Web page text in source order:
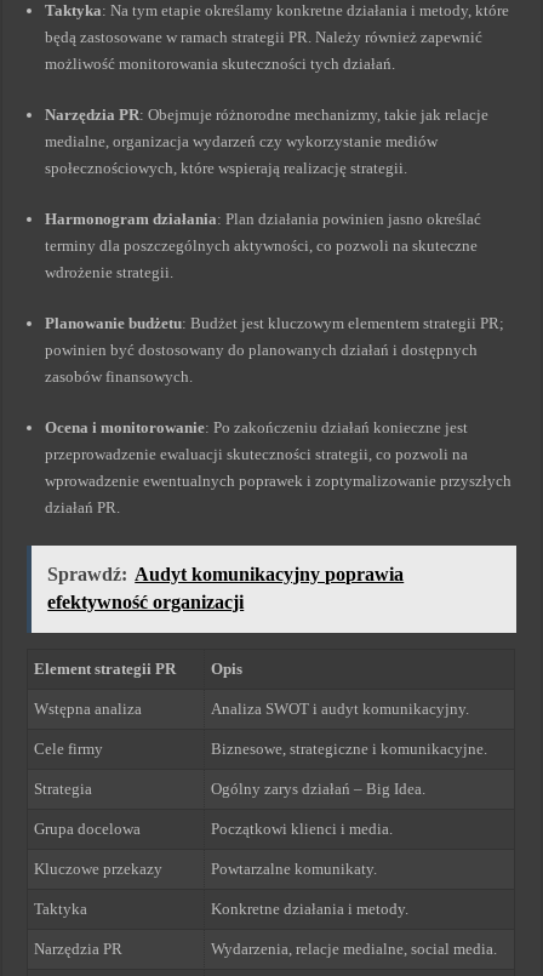
Taktyka: Na tym etapie określamy konkretne działania i metody, które
będą zastosowane w ramach strategii PR. Należy również zapewnić
możliwość monitorowania skuteczności tych działań.
Narzędzia PR: Obejmuje różnorodne mechanizmy, takie jak relacje
medialne, organizacja wydarzeń czy wykorzystanie mediów
społecznościowych, które wspierają realizację strategii.
Harmonogram działania: Plan działania powinien jasno określać
terminy dla poszczególnych aktywności, co pozwoli na skuteczne
wdrożenie strategii.
Planowanie budżetu: Budżet jest kluczowym elementem strategii PR;
powinien być dostosowany do planowanych działań i dostępnych
zasobów finansowych.
Ocena i monitorowanie: Po zakończeniu działań konieczne jest
przeprowadzenie ewaluacji skuteczności strategii, co pozwoli na
wprowadzenie ewentualnych poprawek i zoptymalizowanie przyszłych
działań PR.
Sprawdź: Audyt komunikacyjny poprawia
efektywność organizacji
Element strategii PR Opis
Wstępna analiza Analiza SWOT i audyt komunikacyjny.
Cele firmy Biznesowe, strategiczne i komunikacyjne.
Strategia Ogólny zarys działań – Big Idea.
Grupa docelowa Początkowi klienci i media.
Kluczowe przekazy Powtarzalne komunikaty.
Taktyka Konkretne działania i metody.
Narzędzia PR Wydarzenia, relacje medialne, social media.